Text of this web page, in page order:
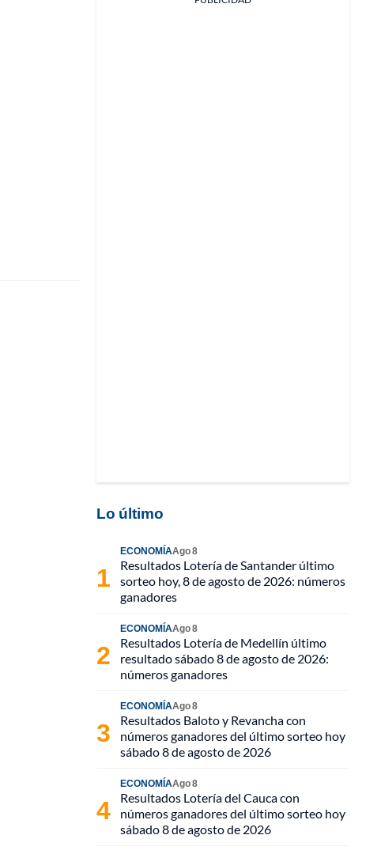
Lo último
ECONOMÍAAgo 8
Resultados Lotería de Santander último
sorteo hoy, 8 de agosto de 2026: números
ganadores
ECONOMÍAAgo 8
Resultados Lotería de Medellín último
resultado sábado 8 de agosto de 2026:
números ganadores
ECONOMÍAAgo 8
Resultados Baloto y Revancha con
números ganadores del último sorteo hoy
sábado 8 de agosto de 2026
ECONOMÍAAgo 8
Resultados Lotería del Cauca con
números ganadores del último sorteo hoy
sábado 8 de agosto de 2026